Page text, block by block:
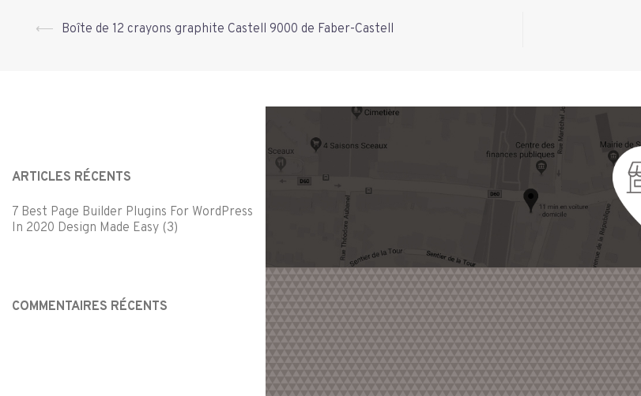
Navigation
⟵ Boîte de 12 crayons graphite Castell 9000 de Faber-Castell
ARTICLES RÉCENTS
7 Best Page Builder Plugins For WordPress
In 2020 Design Made Easy (3)
COMMENTAIRES RÉCENTS